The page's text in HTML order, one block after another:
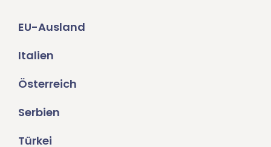
EU-Ausland
Italien
Österreich
Serbien
Türkei